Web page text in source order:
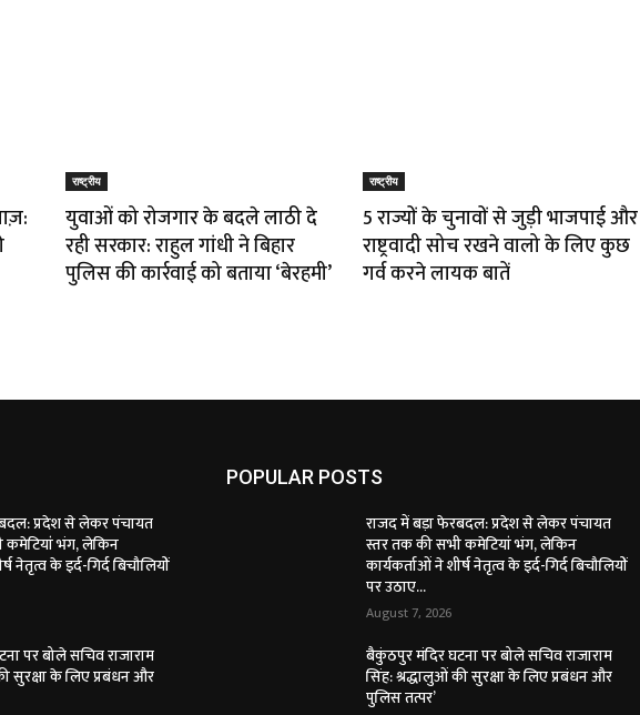
राष्ट्रीय
युवाओं को रोजगार के बदले लाठी दे
रही सरकार: राहुल गांधी ने बिहार
पुलिस की कार्रवाई को बताया ‘बेरहमी’
राष्ट्रीय
5 राज्यों के चुनावों से जुड़ी भाजपाई और
राष्ट्रवादी सोच रखने वालो के लिए कुछ
गर्व करने लायक बातें
प्रदेश से लेकर पंचायत
कमेटियां भंग, लेकिन
नेतृत्व के इर्द-गिर्द बिचौलियों
पर बोले सचिव राजाराम
सुरक्षा के लिए प्रबंधन और
POPULAR POSTS
राजद में बड़ा फेरबदल: प्रदेश से लेकर पंचायत
स्तर तक की सभी कमेटियां भंग, लेकिन
कार्यकर्ताओं ने शीर्ष नेतृत्व के इर्द-गिर्द बिचौलियों
पर उठाए...
August 7, 2026
बैकुंठपुर मंदिर घटना पर बोले सचिव राजाराम
सिंह: श्रद्धालुओं की सुरक्षा के लिए प्रबंधन और
पुलिस तत्पर’